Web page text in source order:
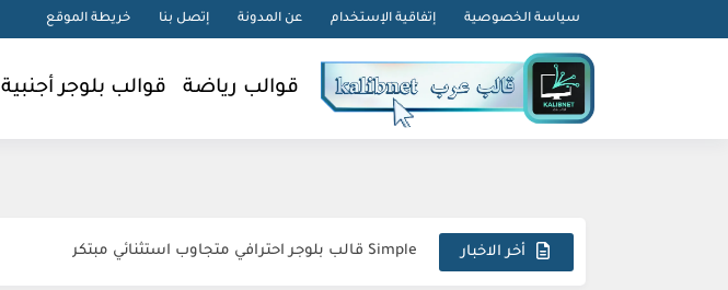
سياسة الخصوصية إتفاقية الإستخدام عن المدونة إتصل بنا خريطة الموقع
قوالب رياضة قوالب بلوجر أجنبية
أخر الاخبار Simple قالب بلوجر احترافي متجاوب استثنائي مبتكر